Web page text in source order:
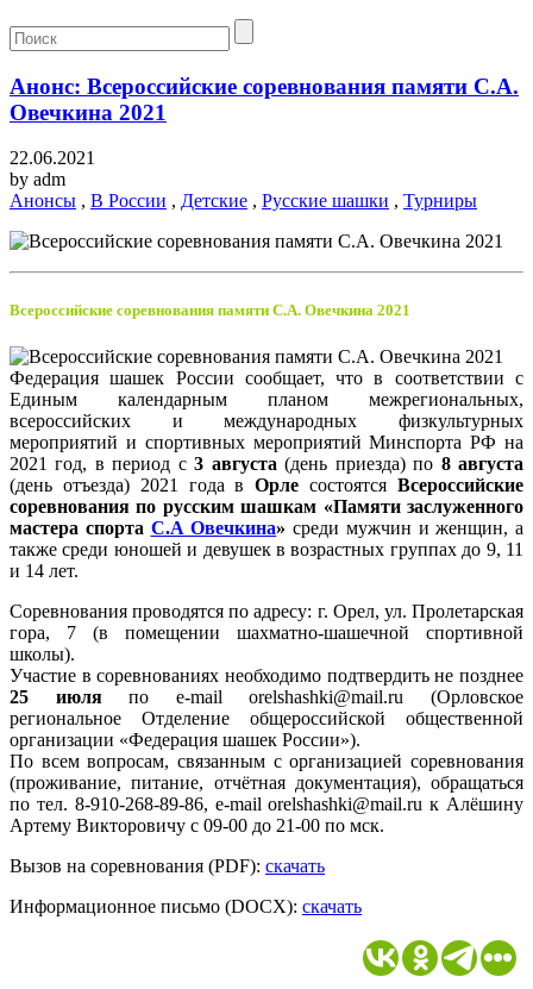
Анонс: Всероссийские соревнования памяти С.А.
Овечкина 2021
22.06.2021
by adm
Анонсы , В России , Детские , Русские шашки , Турниры
Всероссийские соревнования памяти С.А. Овечкина 2021
Федерация шашек России сообщает, что в соответствии с
Единым календарным планом межрегиональных,
всероссийских и международных физкультурных
мероприятий и спортивных мероприятий Минспорта РФ на
2021 год, в период с3 августа (день приезда) по 8 августа
(день отъезда) 2021 года вОрле состоятсяВсероссийские
соревнования по русским шашкам «Памяти заслуженного
мастера спорта С.А Овечкина» среди мужчин и женщин, а
также среди юношей и девушек в возрастных группах до 9, 11
и 14 лет.
Соревнования проводятся по адресу: г. Орел, ул. Пролетарская
гора, 7 (в помещении шахматно-шашечной спортивной
школы).
Участие в соревнованиях необходимо подтвердить не позднее
25 июляпо e-mail orelshashki@mail.ru (Орловское
региональное Отделение общероссийской общественной
организации «Федерация шашек России»).
По всем вопросам, связанным с организацией соревнования
(проживание, питание, отчётная документация), обращаться
по тел. 8-910-268-89-86, e-mail orelshashki@mail.ru к Алёшину
Артему Викторовичу с 09-00 до 21-00 по мск.
Вызов на соревнования (PDF): скачать
Информационное письмо (DOCX): скачать